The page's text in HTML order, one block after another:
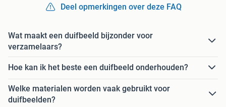
Deel opmerkingen over deze FAQ
Wat maakt een duifbeeld bijzonder voor
verzamelaars?
Hoe kan ik het beste een duifbeeld onderhouden?
Welke materialen worden vaak gebruikt voor
duifbeelden?